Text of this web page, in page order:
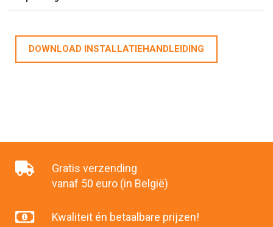
DOWNLOAD INSTALLATIEHANDLEIDING
Gratis verzending
vanaf 50 euro (in België)
Kwaliteit én betaalbare prijzen!